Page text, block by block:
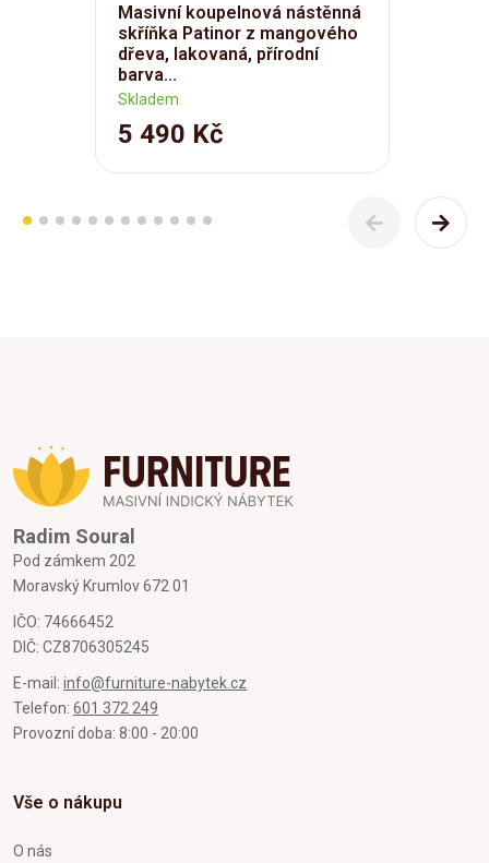
Masivní koupelnová nástěnná
skříňka Patinor z mangového
dřeva, lakovaná, přírodní
barva...
Skladem
5 490 Kč
Radim Soural
Pod zámkem 202
Moravský Krumlov 672 01
IČO: 74666452
DIČ: CZ8706305245
E-mail: info@furniture-nabytek.cz
Telefon: 601 372 249
Provozní doba: 8:00 - 20:00
Vše o nákupu
O nás